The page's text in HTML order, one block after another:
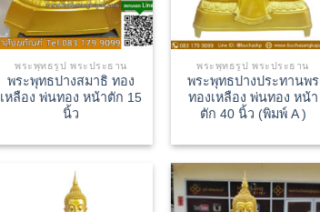
พระพุทธรูป พระประธาน
พระพุทธปางสมาธิ ทอง
เหลือง พ่นทอง หน้าตัก 15
นิ้ว
พระพุทธรูป พระประธาน
พระพุทธปางประทานพร
ทองเหลือง พ่นทอง หน้า
ตัก 40 นิ้ว (พิมพ์ A )